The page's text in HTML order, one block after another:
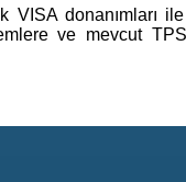
VISA donanımları
ve mevcut